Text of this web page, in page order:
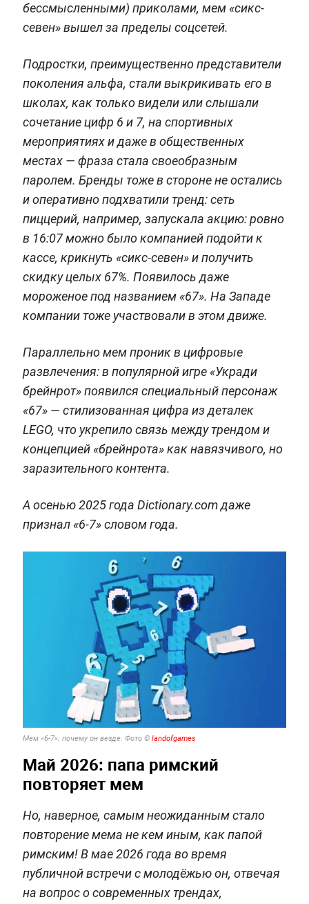
бессмысленными) приколами, мем «сикс-
севен» вышел за пределы соцсетей.
Подростки, преимущественно представители
поколения альфа, стали выкрикивать его в
школах, как только видели или слышали
сочетание цифр 6 и 7, на спортивных
мероприятиях и даже в общественных
местах — фраза стала своеобразным
паролем. Бренды тоже в стороне не остались
и оперативно подхватили тренд: сеть
пиццерий, например, запускала акцию: ровно
в 16:07 можно было компанией подойти к
кассе, крикнуть «сикс-севен» и получить
скидку целых 67%. Появилось даже
мороженое под названием «67». На Западе
компании тоже участвовали в этом движе.
Параллельно мем проник в цифровые
развлечения: в популярной игре «Укради
брейнрот» появился специальный персонаж
«67» — стилизованная цифра из деталек
LEGO, что укрепило связь между трендом и
концепцией «брейнрота» как навязчивого, но
заразительного контента.
А осенью 2025 года Dictionary.com даже
признал «6-7» словом года.
Мем «6-7»: почему он везде. Фото © landofgames
Май 2026: папа римский
повторяет мем
Но, наверное, самым неожиданным стало
повторение мема не кем иным, как папой
римским! В мае 2026 года во время
публичной встречи с молодёжью он, отвечая
на вопрос о современных трендах,